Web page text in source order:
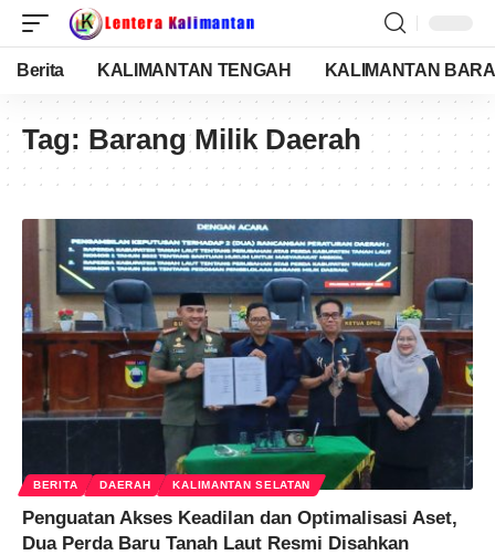
Berita KALIMANTAN TENGAH KALIMANTAN
Tag: Barang Milik Daerah
BERITA DAERAH KALIMANTAN SELATAN
Penguatan Akses Keadilan dan Optimalisasi Aset,
Dua Perda Baru Tanah Laut Resmi Disahkan